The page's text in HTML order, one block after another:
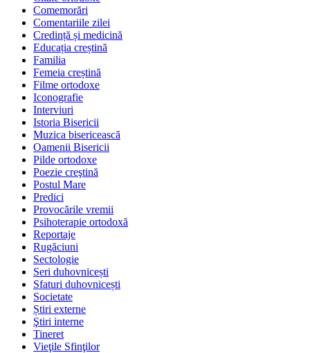
Comemorări
Comentariile zilei
Credință și medicină
Educația creștină
Familia
Femeia creștină
Filme ortodoxe
Iconografie
Interviuri
Istoria Bisericii
Muzica bisericească
Oamenii Bisericii
Pilde ortodoxe
Poezie creştină
Postul Mare
Predici
Provocările vremii
Psihoterapie ortodoxă
Reportaje
Rugăciuni
Sectologie
Seri duhovnicești
Sfaturi duhovnicești
Societate
Știri externe
Ştiri interne
Tineret
Vieţile Sfinţilor